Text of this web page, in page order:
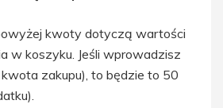
kwoty dotyczą wartości
w koszyku. Jeśli wprowadzisz
kwota zakupu), to będzie to 50